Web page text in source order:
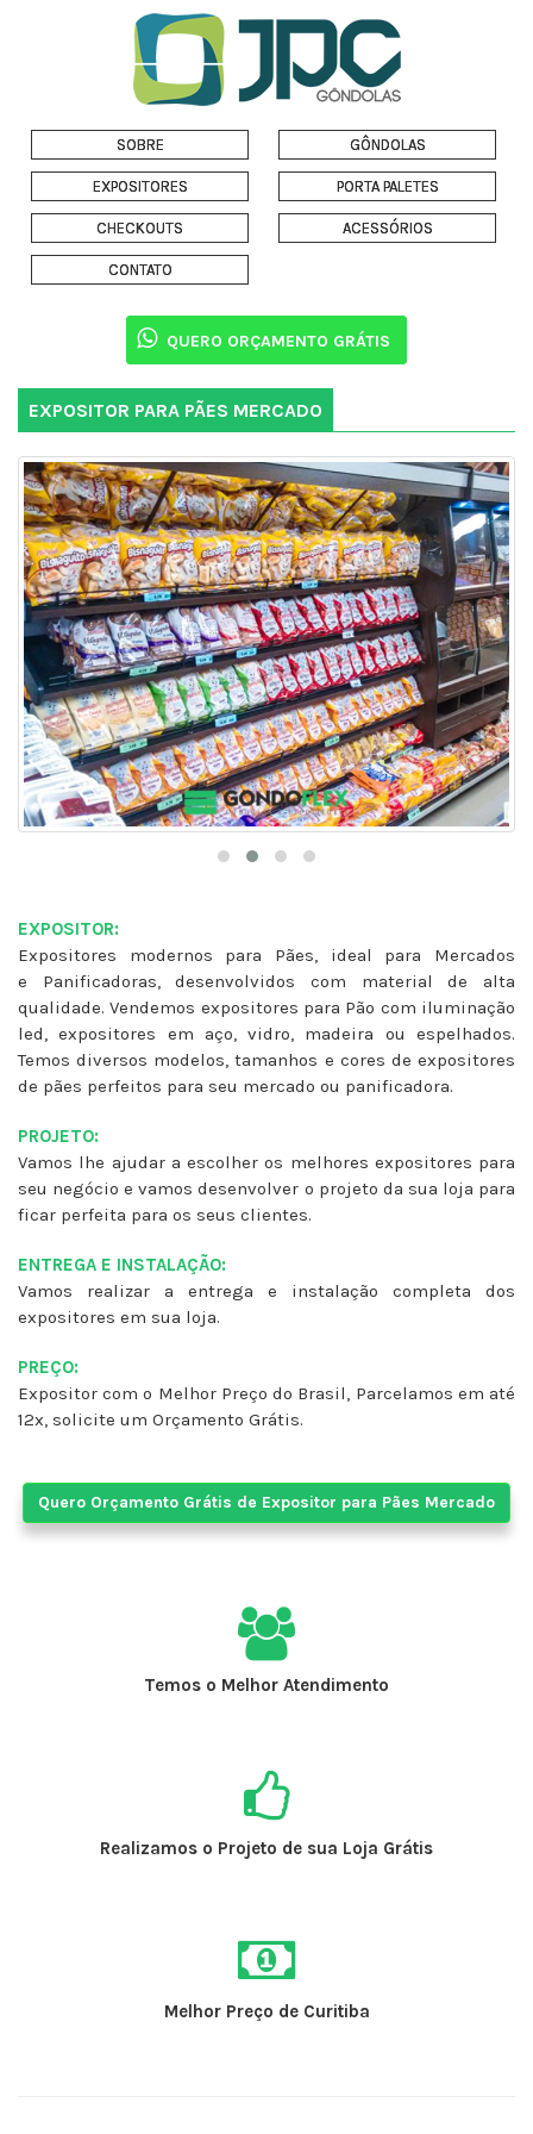
SOBRE GÔNDOLAS
EXPOSITORES PORTA PALETES
CHECKOUTS ACESSÓRIOS
CONTATO
QUERO ORÇAMENTO GRÁTIS
EXPOSITOR PARA PÃES MERCADO
EXPOSITOR:
Expositores modernos para Pães, ideal para Mercados
e Panificadoras, desenvolvidos com material de alta
qualidade. Vendemos expositores para Pão com iluminação
led, expositores em aço, vidro, madeira ou espelhados.
Temos diversos modelos, tamanhos e cores de expositores
de pães perfeitos para seu mercado ou panificadora.
PROJETO:
Vamos lhe ajudar a escolher os melhores expositores para
seu negócio e vamos desenvolver o projeto da sua loja para
ficar perfeita para os seus clientes.
ENTREGA E INSTALAÇÃO:
Vamos realizar a entrega e instalação completa dos
expositores em sua loja.
PREÇO:
Expositor com o Melhor Preço do Brasil, Parcelamos em até
12x, solicite um Orçamento Grátis.
Quero Orçamento Grátis de Expositor para Pães Mercado
Temos o Melhor Atendimento
Realizamos o Projeto de sua Loja Grátis
Melhor Preço de Curitiba